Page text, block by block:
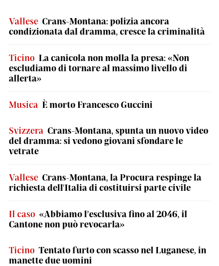
Vallese Crans-Montana: polizia ancora
condizionata dal dramma, cresce la criminalità
Ticino La canicola non molla la presa: «Non
escludiamo di tornare al massimo livello di
allerta»
Musica È morto Francesco Guccini
Svizzera Crans-Montana, spunta un nuovo video
del dramma: si vedono giovani sfondare le
vetrate
Vallese Crans-Montana, la Procura respinge la
richiesta dell'Italia di costituirsi parte civile
Il caso «Abbiamo l’esclusiva fino al 2046, il
Cantone non può revocarla»
Ticino Tentato furto con scasso nel Luganese, in
manette due uomini